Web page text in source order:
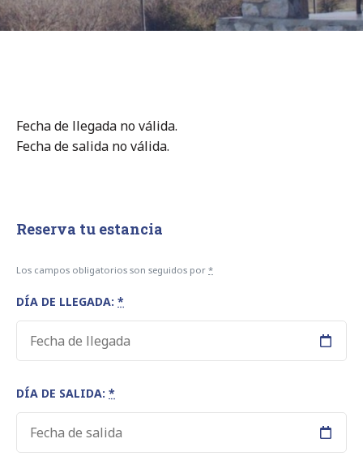
Fecha de llegada no válida.
Fecha de salida no válida.
Reserva tu estancia
Los campos obligatorios son seguidos por *
DÍA DE LLEGADA: *
DÍA DE SALIDA: *